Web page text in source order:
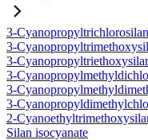
3-
3-
3-
3-
3-
3-
2-
Silan isocyanate